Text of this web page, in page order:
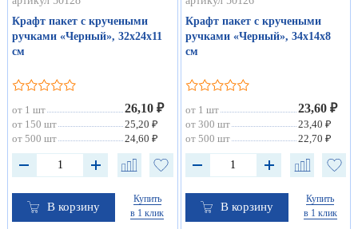
Крафт пакет с кручеными
ручками «Черный», 32х24х11
см
от 1 шт 26,10 ₽
от 150 шт
25,20 ₽
от 500 шт
24,60 ₽
В корзину
Купить
в 1 клик
Крафт пакет с кручеными
ручками «Черный», 34х14х8
см
от 1 шт 23,60 ₽
от 300 шт
23,40 ₽
от 500 шт
22,70 ₽
В корзину
Купить
в 1 клик